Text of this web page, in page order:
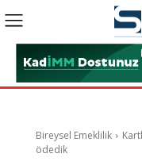
Bireysel Emeklilik
ödedik